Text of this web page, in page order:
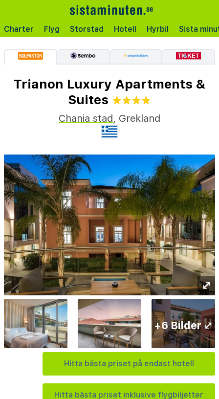
Charter Flyg Storstad Hotell Hyrbil Sista
Trianon Luxury Apartments &
Suites
Chania stad, Grekland
⤢
Hitta bästa priset på endast hotell
Hitta bästa priset inklusive flygbiljetter
+6 Bilder ⤢